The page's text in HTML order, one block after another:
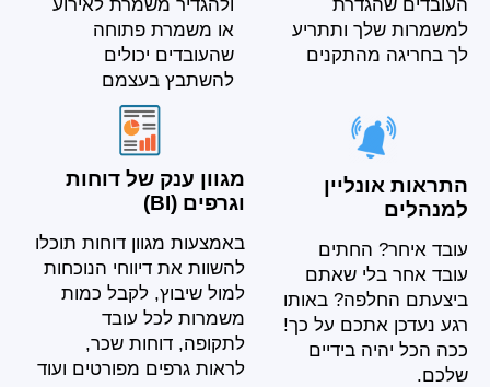
העובדים שהגדרת
למשמרות שלך ותתריע
לך בחריגה מהתקנים
ולהגדיר משמרת לאירוע
או משמרת פתוחה
שהעובדים יכולים
להשתבץ בעצמם
התראות אונליין
למנהלים
עובד איחר? החתים
עובד אחר בלי שאתם
ביצעתם החלפה? באותו
רגע נעדכן אתכם על כך!
ככה הכל יהיה בידיים
שלכם.
מגוון ענק של דוחות
וגרפים (BI)
באמצעות מגוון דוחות תוכלו
להשוות את דיווחי הנוכחות
למול שיבוץ, לקבל כמות
משמרות לכל עובד
לתקופה, דוחות שכר,
לראות גרפים מפורטים ועוד